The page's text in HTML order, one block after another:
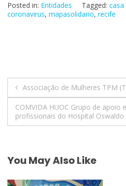
Posted in: Entidades Tagged:
coronavirus, mapasolidario, recife
Navegação
de
Post
Associação de Mulheres TPM
COMVIDA HUOC Grupo de apoio
profissionais do Hospital Oswaldo
You May Also Like